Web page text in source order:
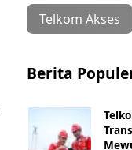
Telkom Akses
Berita